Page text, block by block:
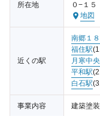
所在地
０−１５
地図
近くの駅
南郷１
福住駅
月寒中
平和駅
白石駅
事業内容 建築塗装